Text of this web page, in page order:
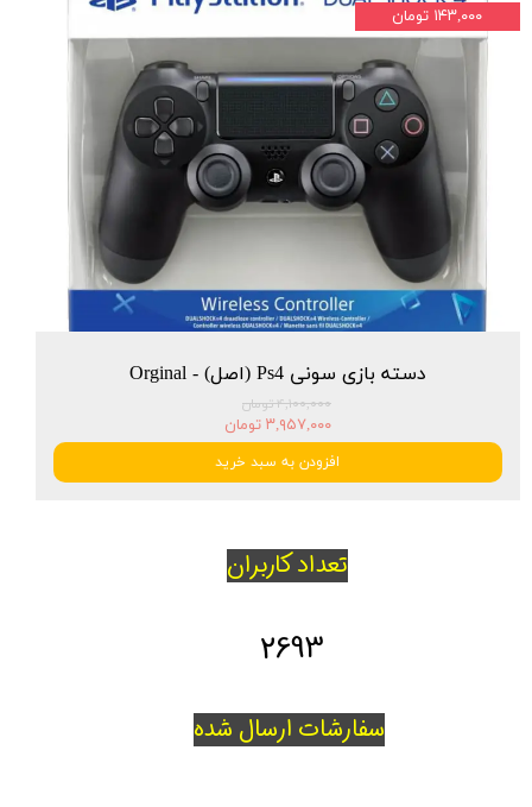
دسته بازی سونی Ps4 (اصل) - Orginal
۴,۱۰۰,۰۰۰ تومان
۳,۹۵۷,۰۰۰ تومان
افزودن به سبد خرید
۱۴۳,۰۰۰ تومان
تعداد کاربران
سفارشات ارسال شده
2693